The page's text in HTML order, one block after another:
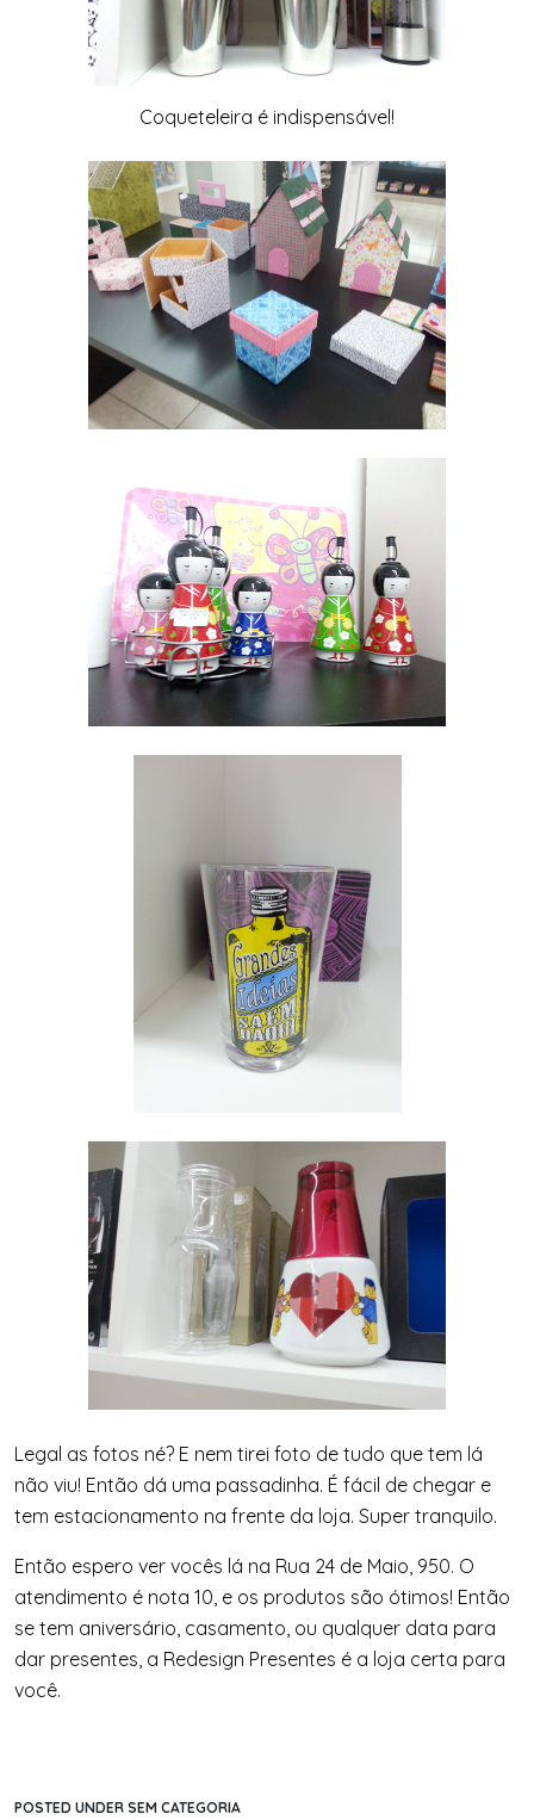
Coqueteleira é indispensável!
Legal as fotos né? E nem tirei foto de tudo que tem lá
não viu! Então dá uma passadinha. É fácil de chegar e
tem estacionamento na frente da loja. Super tranquilo.
Então espero ver vocês lá na Rua 24 de Maio, 950. O
atendimento é nota 10, e os produtos são ótimos! Então
se tem aniversário, casamento, ou qualquer data para
dar presentes, a Redesign Presentes é a loja certa para
você.
POSTED UNDER SEM CATEGORIA